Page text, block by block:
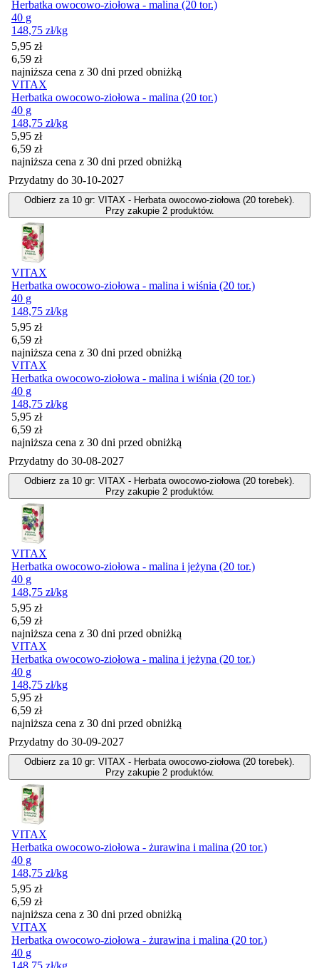
Herbatka owocowo-ziołowa - malina (20 tor.)
40 g
148,75 zł/kg
Cena promocyjna
5,95 zł
6,59 zł
najniższa cena z 30 dni przed obniżką
VITAX
Herbatka owocowo-ziołowa - malina (20 tor.)
40 g
148,75 zł/kg
Cena promocyjna
5,95 zł
6,59 zł
najniższa cena z 30 dni przed obniżką
Przydatny do 30-10-2027
Odbierz za 10 gr: VITAX - Herbata owocowo-ziołowa (20 torebek).
Przy zakupie 2 produktów.
VITAX
Herbatka owocowo-ziołowa - malina i wiśnia (20 tor.)
40 g
148,75 zł/kg
Cena promocyjna
5,95 zł
6,59 zł
najniższa cena z 30 dni przed obniżką
VITAX
Herbatka owocowo-ziołowa - malina i wiśnia (20 tor.)
40 g
148,75 zł/kg
Cena promocyjna
5,95 zł
6,59 zł
najniższa cena z 30 dni przed obniżką
Przydatny do 30-08-2027
Odbierz za 10 gr: VITAX - Herbata owocowo-ziołowa (20 torebek).
Przy zakupie 2 produktów.
VITAX
Herbatka owocowo-ziołowa - malina i jeżyna (20 tor.)
40 g
148,75 zł/kg
Cena promocyjna
5,95 zł
6,59 zł
najniższa cena z 30 dni przed obniżką
VITAX
Herbatka owocowo-ziołowa - malina i jeżyna (20 tor.)
40 g
148,75 zł/kg
Cena promocyjna
5,95 zł
6,59 zł
najniższa cena z 30 dni przed obniżką
Przydatny do 30-09-2027
Odbierz za 10 gr: VITAX - Herbata owocowo-ziołowa (20 torebek).
Przy zakupie 2 produktów.
VITAX
Herbatka owocowo-ziołowa - żurawina i malina (20 tor.)
40 g
148,75 zł/kg
Cena promocyjna
5,95 zł
6,59 zł
najniższa cena z 30 dni przed obniżką
VITAX
Herbatka owocowo-ziołowa - żurawina i malina (20 tor.)
40 g
148,75 zł/kg